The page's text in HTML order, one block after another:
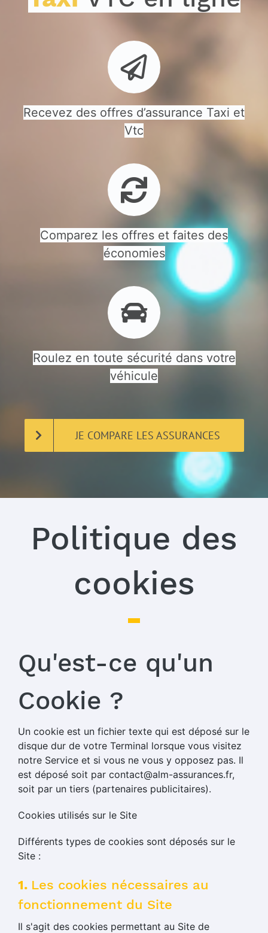
Recevez des offres d’assurance Taxi et
Vtc
Comparez les offres et faites des
économies
Roulez en toute sécurité dans votre
véhicule
JE COMPARE LES ASSURANCES
Politique des
cookies
Qu'est-ce qu'un
Cookie ?
Un cookie est un fichier texte qui est déposé sur le
disque dur de votre Terminal lorsque vous visitez
notre Service et si vous ne vous y opposez pas. Il
est déposé soit par contact@alm-assurances.fr,
soit par un tiers (partenaires publicitaires).
Cookies utilisés sur le Site
Différents types de cookies sont déposés sur le
Site :
1. Les cookies nécessaires au
fonctionnement du Site
Il s'agit des cookies permettant au Site de